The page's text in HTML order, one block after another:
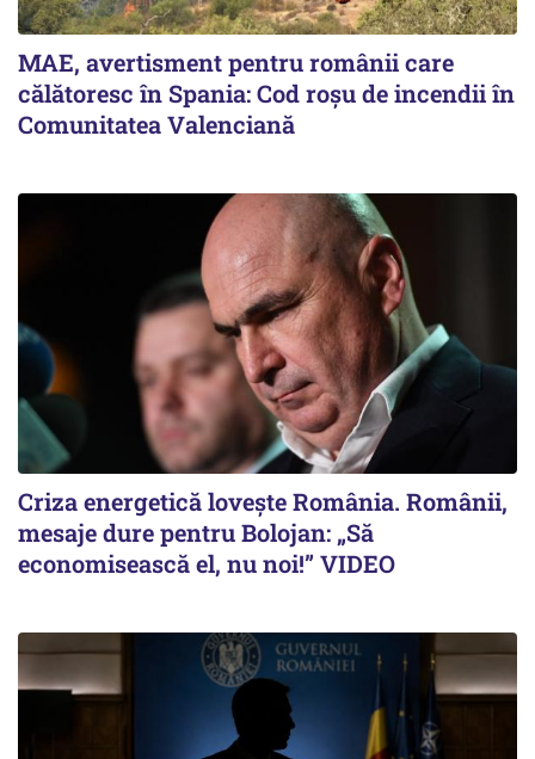
MAE, avertisment pentru românii care
călătoresc în Spania: Cod roșu de incendii în
Comunitatea Valenciană
Criza energetică lovește România. Românii,
mesaje dure pentru Bolojan: „Să
economisească el, nu noi!” VIDEO